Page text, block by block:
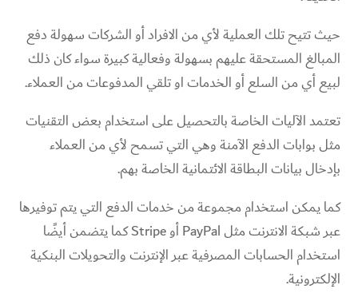
حيث تتيح تلك العملية لأي من الافراد أو الشركات سهولة دفع
المبالغ المستحقة عليهم بسهولة وفعالية كبيرة سواء كان ذلك
لبيع أي من السلع أو الخدمات او تلقي المدفوعات من العملاء.
تعتمد الآليات الخاصة بالتحصيل على استخدام بعض التقنيات
مثل بوابات الدفع الآمنة وهي التي تسمح لأي من العملاء
بإدخال بيانات البطاقة الائتمانية الخاصة بهم.
كما يمكن استخدام مجموعة من خدمات الدفع التي يتم توفيرها
عبر شبكة الانترنت مثل PayPal أو Stripe كما يتضمن أيضًا
استخدام الحسابات المصرفية عبر الإنترنت والتحويلات البنكية
الإلكترونية.